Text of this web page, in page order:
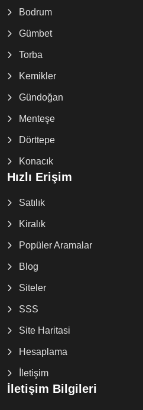
Bodrum
Gümbet
Torba
Kemikler
Gündoğan
Menteşe
Dörttepe
Konacık
Hızlı Erişim
Satılık
Kiralık
Popüler Aramalar
Blog
Siteler
SSS
Site Haritasi
Hesaplama
İletişim
İletişim Bilgileri